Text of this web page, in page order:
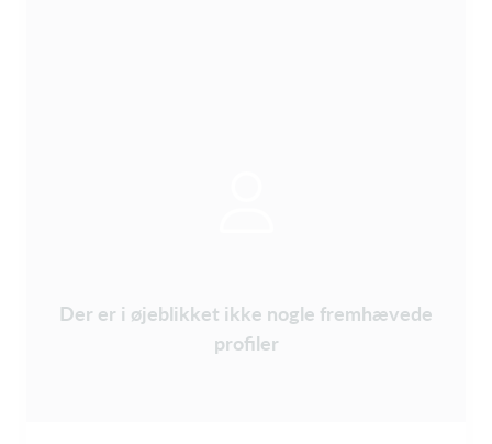
Der er i øjeblikket ikke nogle fremhævede
profiler